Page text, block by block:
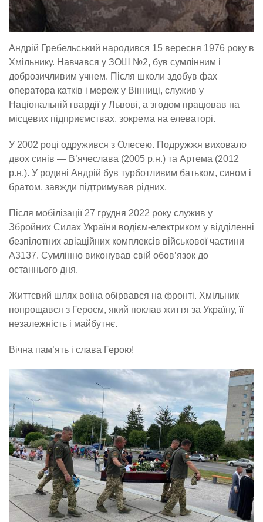
Андрій Гребельський народився 15 вересня 1976 року в
Хмільнику. Навчався у ЗОШ №2, був сумлінним і
доброзичливим учнем. Після школи здобув фах
оператора катків і мереж у Вінниці, служив у
Національній гвардії у Львові, а згодом працював на
місцевих підприємствах, зокрема на елеваторі.
У 2002 році одружився з Олесею. Подружжя виховало
двох синів — В’ячеслава (2005 р.н.) та Артема (2012
р.н.). У родині Андрій був турботливим батьком, сином і
братом, завжди підтримував рідних.
Після мобілізації 27 грудня 2022 року служив у
Збройних Силах України водієм-електриком у відділенні
безпілотних авіаційних комплексів військової частини
А3137. Сумлінно виконував свій обов’язок до
останнього дня.
Життєвий шлях воїна обірвався на фронті. Хмільник
попрощався з Героєм, який поклав життя за Україну, її
незалежність і майбутнє.
Вічна пам’ять і слава Герою!